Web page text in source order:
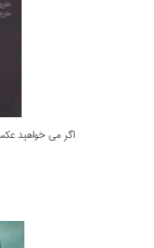
اگر مي خواهيد